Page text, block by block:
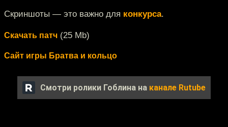
Скриншоты — это важно для конкурса.
Скачать патч (25 Mb)
Сайт игры Братва и кольцо
Смотри ролики Гоблина на канале Rutube